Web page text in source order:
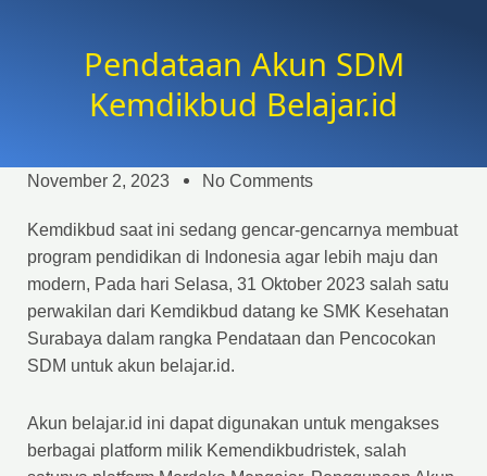
Pendataan Akun SDM
Kemdikbud Belajar.id
November 2, 2023 No Comments
Kemdikbud saat ini sedang gencar-gencarnya membuat
program pendidikan di Indonesia agar lebih maju dan
modern, Pada hari Selasa, 31 Oktober 2023 salah satu
perwakilan dari Kemdikbud datang ke SMK Kesehatan
Surabaya dalam rangka Pendataan dan Pencocokan
SDM untuk akun belajar.id.
Akun belajar.id ini dapat digunakan untuk mengakses
berbagai platform milik Kemendikbudristek, salah